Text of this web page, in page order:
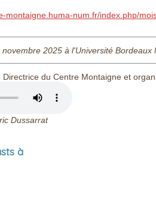
montaigne.huma-num.fr/index.php/
2025 à l'Université
du Centre Montaigne et
Dussarrat
à